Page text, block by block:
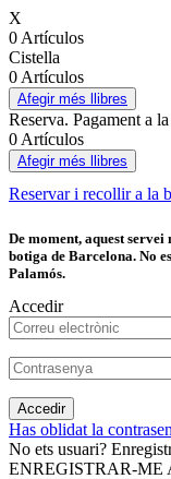
X
0 Artículos
Cistella
0 Artículos
Afegir més llibres
Reserva. Pagament a
0 Artículos
Afegir més llibres
Reservar i recollir a la
De moment, aquest
botiga de Barcelona. No
Palamós.
Accedir
Accedir
Has oblidat la
No ets usuari?
ENREGISTRAR-ME